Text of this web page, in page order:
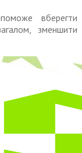
вберегти
зменшити